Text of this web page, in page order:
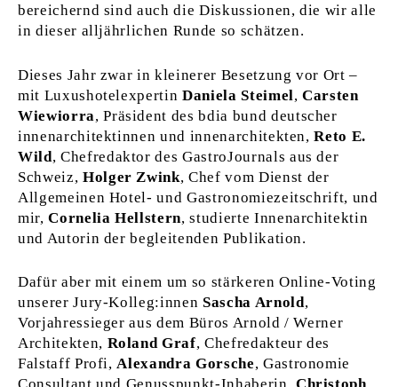
bereichernd sind auch die Diskussionen, die wir alle
in dieser alljährlichen Runde so schätzen.
Dieses Jahr zwar in kleinerer Besetzung vor Ort –
mit LuxushotelexpertinDaniela Steimel,Carsten
Wiewiorra, Präsident des bdia bund deutscher
innenarchitektinnen und innenarchitekten,Reto E.
Wild, Chefredaktor des GastroJournals aus der
Schweiz, Holger Zwink, Chef vom Dienst der
Allgemeinen Hotel- und Gastronomiezeitschrift, und
mir,Cornelia Hellstern, studierte Innenarchitektin
und Autorin der begleitenden Publikation.
Dafür aber mit einem um so stärkeren Online-Voting
unserer Jury-Kolleg:innen Sascha Arnold,
Vorjahressieger aus dem Büros Arnold / Werner
Architekten, Roland Graf, Chefredakteur des
Falstaff Profi, Alexandra Gorsche, Gastronomie